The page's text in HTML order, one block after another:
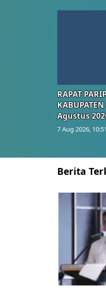
RAPAT
Agustus
7 Aug 2026,
Berita